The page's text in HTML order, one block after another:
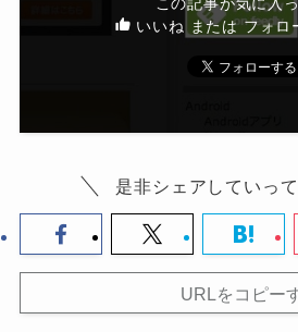
いいね または フォロ
是非シェアしていっ
URLをコピー